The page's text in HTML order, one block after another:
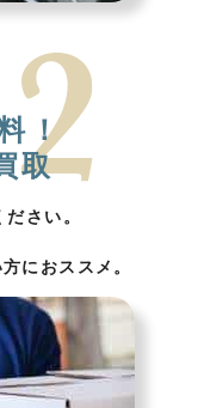
！
取
さい。
におススメ。